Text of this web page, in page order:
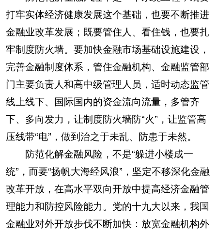
打牢实体经济健康发展这个基础，也要不断推进
金融业改革发展；既要管住人、看住钱，也要扎
牢制度防火墙。要加快金融市场基础设施建设，
完善金融制度体系，管住金融机构、金融监管部
门主要负责人和高中级管理人员，适时动态监管
线上线下、国际国内的资金流向流量，多管齐
下、多向发力，让制度防火墙防“火”，让监管高
压线带“电”，做到治之于未乱、防患于未然。
防范化解金融风险，不是“躲进小楼成一
统”，而要“扬帆大海经风浪”，坚定不移深化金融
改革开放，在高水平双向开放中提高经济金融管
理能力和防控风险能力。党的十九大以来，我国
金融业对外开放步伐不断加快：放宽金融机构外